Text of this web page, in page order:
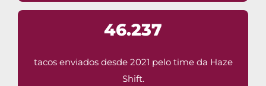
46.237
tacos enviados desde 2021 pelo time da Haze
Shift.